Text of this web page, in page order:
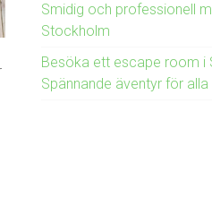
Smidig och professionell
Stockholm
Besöka ett escape room i
Spännande äventyr för alla